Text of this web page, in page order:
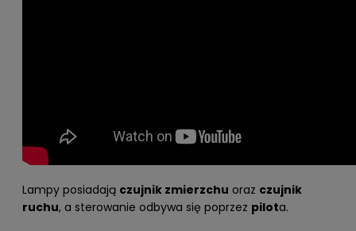
Lampy posiadają czujnik zmierzchu oraz czujnik
ruchu, a sterowanie odbywa się poprzez pilota.